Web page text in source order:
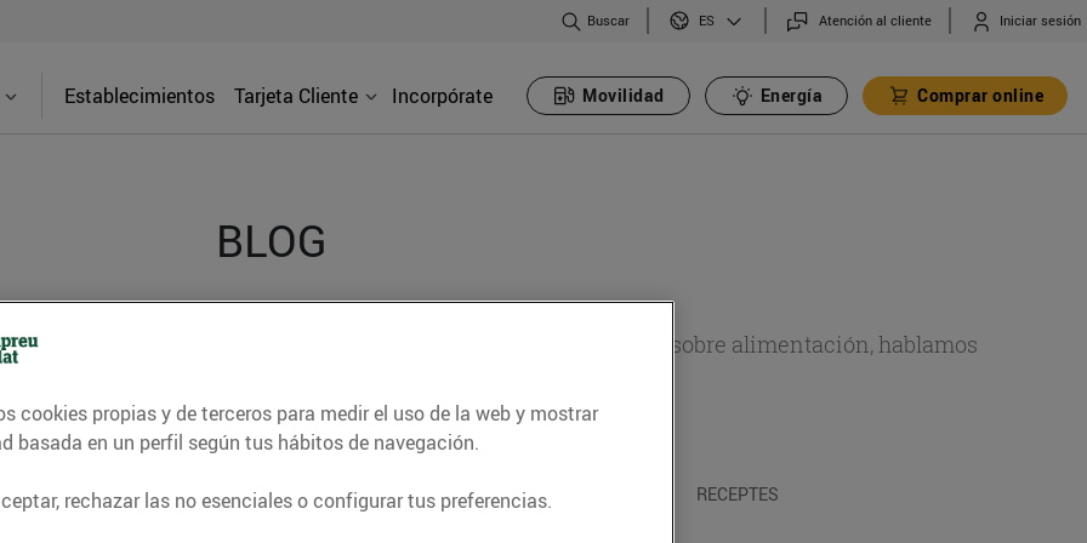
Buscar ES Atención al cliente Iniciar sesión
Establecimientos Tarjeta Cliente Incorpórate Movilidad Energía Comprar online
BLOG
recetas, consejos nutricionales, información de actualidad sobre alimentación, hablamos
CONSELLS I HÀBITS SALUDABLES ENERGIA GASTRONOMIA I TRADICIONS RECEPTES
cookies propias y de terceros para medir el uso de la web y mostrar
basada en un perfil según tus hábitos de navegación.
rechazar las no esenciales o configurar tus preferencias.